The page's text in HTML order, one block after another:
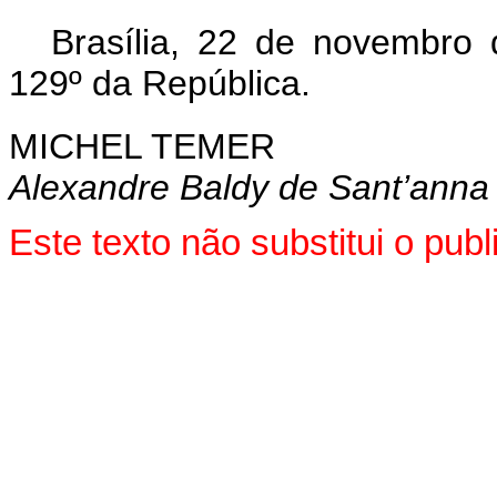
Brasília, 22 de novembro
129º da República.
MICHEL TEMER
Alexandre Baldy de
Este texto não substitui o